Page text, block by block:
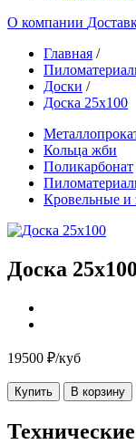
О компании
Главная /
Доски /
Доска 25х100
Кольца жби
Поликарбонат
Кровельные и
Доска 25х100
19500 ₽/куб
Купить В корзину